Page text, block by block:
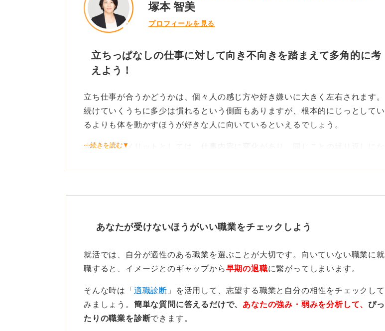
塚本 智美
プロフィールを見る
立ちっぱなしの仕事に対して向き不向きを踏まえて多角的に考
えよう！
立ち仕事が合うかどうかは、個々人の感じ方や好き嫌いに大きく左右されます。
続けていくうちに多少は慣れるという側面もありますが、根本的にじっとしてい
るよりも体を動かすほうが好きな人に向いているといえるでしょう。
立ち仕事のメリットとしては、仕事内容に変化があり、同じことの繰り返しにな
一方で、将来のキャリアを考えたとき、この仕事を長く続けられるのかと不安に
たとえば、接客販売や倉庫内作業といった立ち仕事から、経験を積んで店長や現
ただし、誰もがその道に進めるわけではありません。
将来的なキャリアに不安を感じるのであれば、現場にいるうちから常に管理する
⋯続きを読む▼
あなたが受けないほうがいい職業をチェックしよう
就活では、自分が適性のある職業を選ぶことが大切です。向いていない職業に就
職すると、イメージとのギャップから早期の退職に繋がってしまいます。
そんな時は「 適職診断 」を活用して、志望する職業と自分の相性をチェックして
みましょう。 簡単な質問に答えるだけで、 あなたの強み・弱みを分析して、 ぴっ
たりの職業を診断できます。